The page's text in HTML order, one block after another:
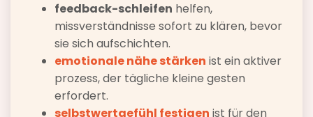
feedback-schleifen helfen,
missverständnisse sofort zu klären, bevor
sie sich aufschichten.
emotionale nähe stärken ist ein aktiver
prozess, der tägliche kleine gesten
erfordert.
selbstwertgefühl festigen ist für den